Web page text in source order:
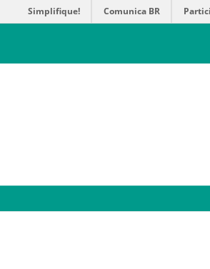
Simplifique! Comunica BR